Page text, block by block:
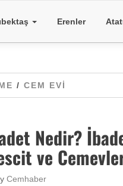
Erenler
/ CEM EVI
Nedir?
ve
Cemhaber